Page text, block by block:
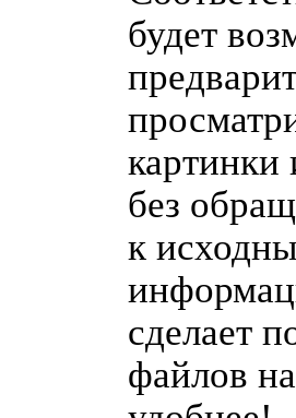
будет
картинки
без
к
сделает
файлов